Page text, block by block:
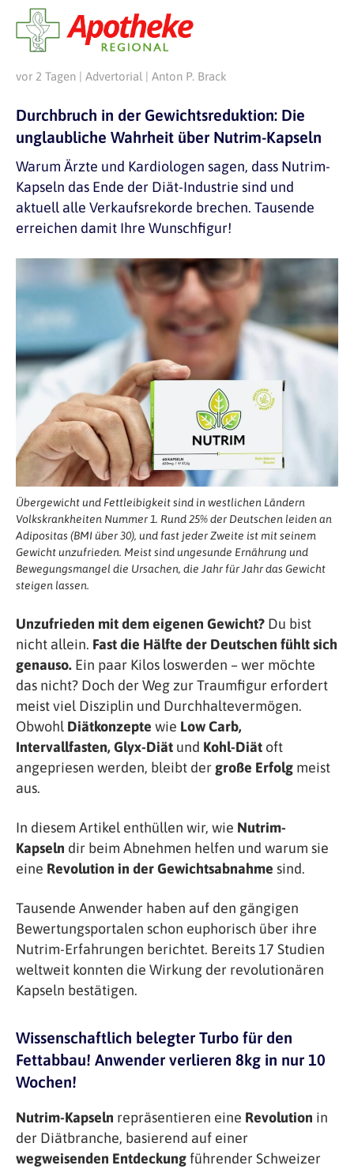
vor 2 Tagen | Advertorial | Anton P. Brack
Durchbruch in der Gewichtsreduktion: Die
unglaubliche Wahrheit über Nutrim-Kapseln
Warum Ärzte und Kardiologen sagen, dass Nutrim-
Kapseln das Ende der Diät-Industrie sind und
aktuell alle Verkaufsrekorde brechen. Tausende
erreichen damit Ihre Wunschfigur!
Übergewicht und Fettleibigkeit sind in westlichen Ländern
Volkskrankheiten Nummer 1. Rund 25% der Deutschen leiden an
Adipositas (BMI über 30), und fast jeder Zweite ist mit seinem
Gewicht unzufrieden. Meist sind ungesunde Ernährung und
Bewegungsmangel die Ursachen, die Jahr für Jahr das Gewicht
steigen lassen.
Unzufrieden mit dem eigenen Gewicht? Du bist
nicht allein. Fast die Hälfte der Deutschen fühlt sich
genauso. Ein paar Kilos loswerden – wer möchte
das nicht? Doch der Weg zur Traumfigur erfordert
meist viel Disziplin und Durchhaltevermögen.
Obwohl Diätkonzepte wie Low Carb,
Intervallfasten, Glyx-Diät und Kohl-Diät oft
angepriesen werden, bleibt der große Erfolg meist
aus.
In diesem Artikel enthüllen wir, wie Nutrim-
Kapseln dir beim Abnehmen helfen und warum sie
eine Revolution in der Gewichtsabnahme sind.
Tausende Anwender haben auf den gängigen
Bewertungsportalen schon euphorisch über ihre
Nutrim-Erfahrungen berichtet. Bereits 17 Studien
weltweit konnten die Wirkung der revolutionären
Kapseln bestätigen.
Wissenschaftlich belegter Turbo für den
Fettabbau! Anwender verlieren 8kg in nur 10
Wochen!
Nutrim-Kapseln repräsentieren eine Revolution in
der Diätbranche, basierend auf einer
wegweisenden Entdeckungführender Schweizer